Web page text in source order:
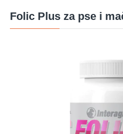
Folic Plus za pse i